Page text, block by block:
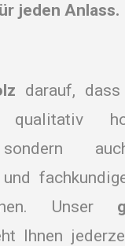
jeden Anlass.
darauf,
sondern
Unser
Ihnen